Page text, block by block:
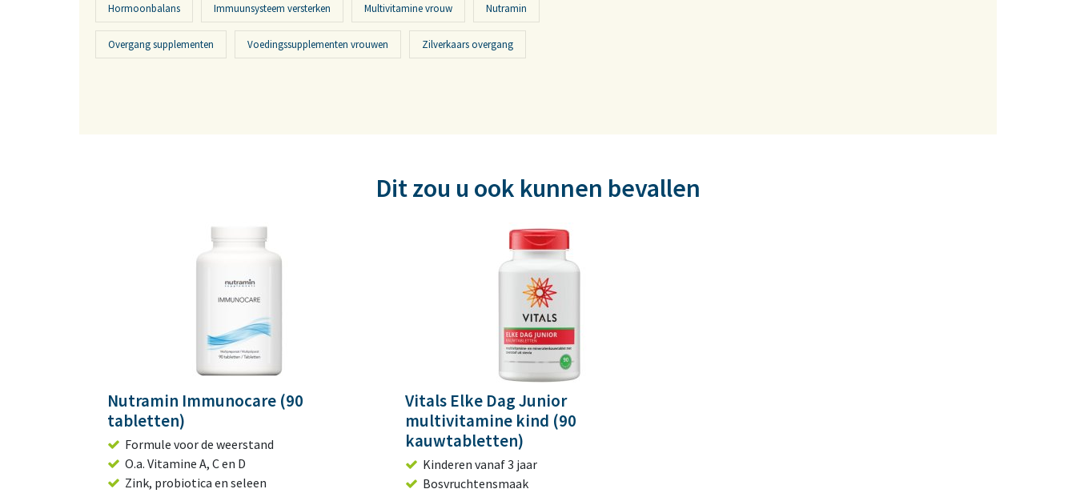
Hormoonbalans Immuunsysteem versterken Multivitamine vrouw Nutramin
Overgang supplementen Voedingssupplementen vrouwen Zilverkaars overgang
Dit zou u ook kunnen bevallen
Nutramin Immunocare (90
tabletten)
Formule voor de weerstand
O.a. Vitamine A, C en D
Zink, probiotica en seleen
Vitals Elke Dag Junior
multivitamine kind (90
kauwtabletten)
Kinderen vanaf 3 jaar
Bosvruchtensmaak